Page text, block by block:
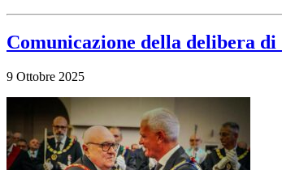
Comunicazione della delibera
9 Ottobre 2025